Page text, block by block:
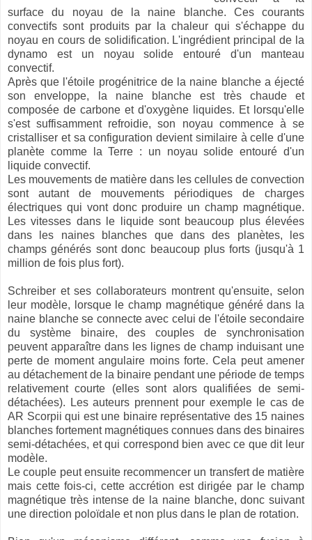
surface du noyau de la naine blanche. Ces courants
convectifs sont produits par la chaleur qui s'échappe du
noyau en cours de solidification. L'ingrédient principal de la
dynamo est un noyau solide entouré d'un manteau
convectif.
Après que l'étoile progénitrice de la naine blanche a éjecté
son enveloppe, la naine blanche est très chaude et
composée de carbone et d'oxygène liquides. Et lorsqu'elle
s'est suffisamment refroidie, son noyau commence à se
cristalliser et sa configuration devient similaire à celle d'une
planète comme la Terre : un noyau solide entouré d'un
liquide convectif.
Les mouvements de matière dans les cellules de convection
sont autant de mouvements périodiques de charges
électriques qui vont donc produire un champ magnétique.
Les vitesses dans le liquide sont beaucoup plus élevées
dans les naines blanches que dans des planètes, les
champs générés sont donc beaucoup plus forts (jusqu'à 1
million de fois plus fort).
Schreiber et ses collaborateurs montrent qu'ensuite, selon
leur modèle, lorsque le champ magnétique généré dans la
naine blanche se connecte avec celui de l'étoile secondaire
du système binaire, des couples de synchronisation
peuvent apparaître dans les lignes de champ induisant une
perte de moment angulaire moins forte. Cela peut amener
au détachement de la binaire pendant une période de temps
relativement courte (elles sont alors qualifiées de semi-
détachées). Les auteurs prennent pour exemple le cas de
AR Scorpii qui est une binaire représentative des 15 naines
blanches fortement magnétiques connues dans des binaires
semi-détachées, et qui correspond bien avec ce que dit leur
modèle.
Le couple peut ensuite recommencer un transfert de matière
mais cette fois-ci, cette accrétion est dirigée par le champ
magnétique très intense de la naine blanche, donc suivant
une direction poloïdale et non plus dans le plan de rotation.